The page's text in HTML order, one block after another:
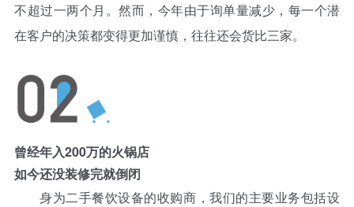
不超过一两个月。然而，今年由于询单量减少，每一个潜
在客户的决策都变得更加谨慎，往往还会货比三家。
曾经年入200万的火锅店
如今还没装修完就倒闭
身为二手餐饮设备的收购商，我们的主要业务包括设